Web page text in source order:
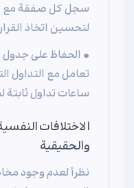
سجل كل صفقة مع
لتحسين اتخاذ
• الحفاظ على جدول
تعامل مع التداول
ساعات تداول ثابتة
الاختلافات
والحقيقية
نظراً لعدم وجود